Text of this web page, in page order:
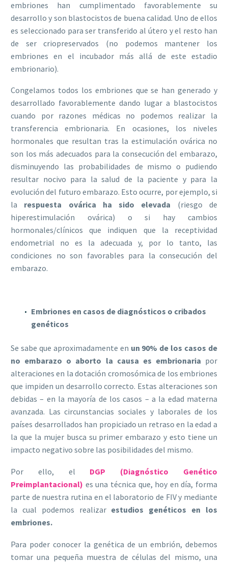
embriones han cumplimentado favorablemente su
desarrollo y son blastocistos de buena calidad. Uno de ellos
es seleccionado para ser transferido al útero y el resto han
de ser criopreservados (no podemos mantener los
embriones en el incubador más allá de este estadio
embrionario).
Congelamos todos los embriones que se han generado y
desarrollado favorablemente dando lugar a blastocistos
cuando por razones médicas no podemos realizar la
transferencia embrionaria. En ocasiones, los niveles
hormonales que resultan tras la estimulación ovárica no
son los más adecuados para la consecución del embarazo,
disminuyendo las probabilidades de mismo o pudiendo
resultar nocivo para la salud de la paciente y para la
evolución del futuro embarazo. Esto ocurre, por ejemplo, si
la respuesta ovárica ha sido elevada (riesgo de
hiperestimulación ovárica) o si hay cambios
hormonales/clínicos que indiquen que la receptividad
endometrial no es la adecuada y, por lo tanto, las
condiciones no son favorables para la consecución del
embarazo.
Embriones en casos de diagnósticos o cribados
genéticos
Se sabe que aproximadamente en un 90% de los casos de
no embarazo o aborto la causa es embrionaria por
alteraciones en la dotación cromosómica de los embriones
que impiden un desarrollo correcto. Estas alteraciones son
debidas – en la mayoría de los casos – a la edad materna
avanzada. Las circunstancias sociales y laborales de los
países desarrollados han propiciado un retraso en la edad a
la que la mujer busca su primer embarazo y esto tiene un
impacto negativo sobre las posibilidades del mismo.
Por ello, el DGP (Diagnóstico Genético
Preimplantacional) es una técnica que, hoy en día, forma
parte de nuestra rutina en el laboratorio de FIV y mediante
la cual podemos realizar estudios genéticos en los
embriones.
Para poder conocer la genética de un embrión, debemos
tomar una pequeña muestra de células del mismo, una